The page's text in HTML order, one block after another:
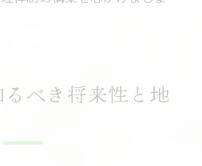
べき将来性と地